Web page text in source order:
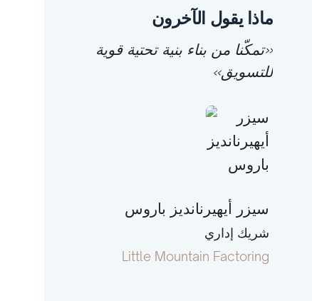
ماذا يقول الآخرون
«تمكّنا من بناء بنية تحتية قوية
للتسويق»
سيزر أيهيرنانديز باروس
شريك إداري
Little Mountain Factoring